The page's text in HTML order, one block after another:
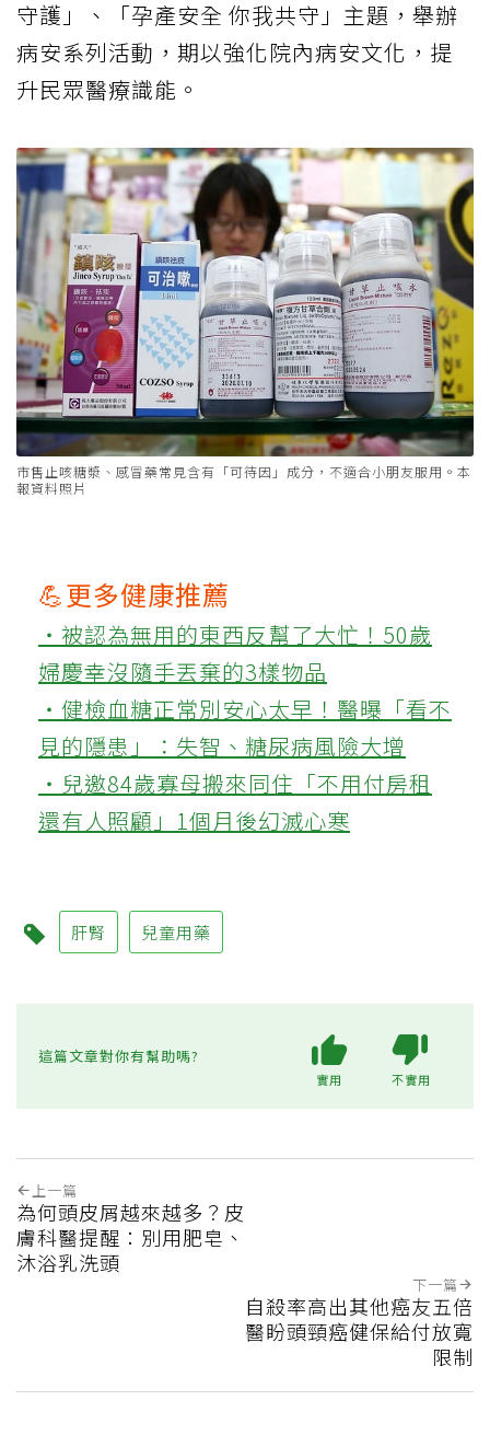
守護」、「孕產安全 你我共守」主題，舉辦
病安系列活動，期以強化院內病安文化，提
升民眾醫療識能。
市售止咳糖漿、感冒藥常見含有「可待因」成分，不適合小朋友服用。本
報資料照片
💪更多健康推薦
‧被認為無用的東西反幫了大忙！50歲
婦慶幸沒隨手丟棄的3樣物品
‧健檢血糖正常別安心太早！醫曝「看不
見的隱患」：失智、糖尿病風險大增
‧兒邀84歲寡母搬來同住「不用付房租
還有人照顧」1個月後幻滅心寒
肝腎 兒童用藥
這篇文章對你有幫助嗎?
實用 不實用
上一篇
為何頭皮屑越來越多？皮
膚科醫提醒：別用肥皂、
沐浴乳洗頭
下一篇
自殺率高出其他癌友五倍
醫盼頭頸癌健保給付放寬
限制